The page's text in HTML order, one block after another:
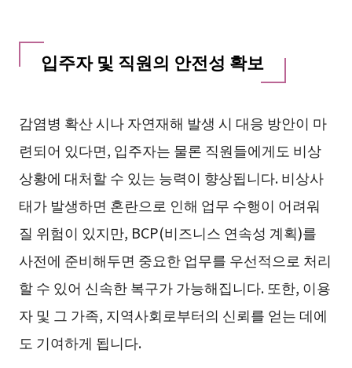
입주자 및 직원의 안전성 확보
감염병 확산 시나 자연재해 발생 시 대응 방안이 마
련되어 있다면, 입주자는 물론 직원들에게도 비상
상황에 대처할 수 있는 능력이 향상됩니다. 비상사
태가 발생하면 혼란으로 인해 업무 수행이 어려워
질 위험이 있지만, BCP(비즈니스 연속성 계획)를
사전에 준비해두면 중요한 업무를 우선적으로 처리
할 수 있어 신속한 복구가 가능해집니다. 또한, 이용
자 및 그 가족, 지역사회로부터의 신뢰를 얻는 데에
도 기여하게 됩니다.